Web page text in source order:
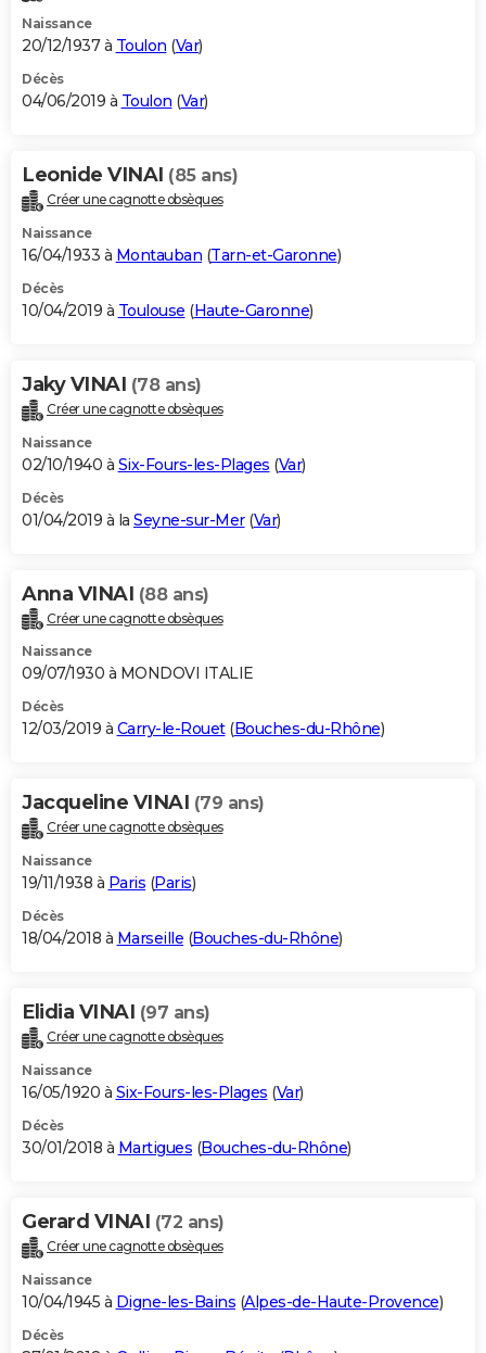
Naissance
20/12/1937 à Toulon (Var)
Décès
04/06/2019 à Toulon (Var)
Leonide VINAI (85 ans)
Créer une cagnotte obsèques
Naissance
16/04/1933 à Montauban (Tarn-et-Garonne)
Décès
10/04/2019 à Toulouse (Haute-Garonne)
Jaky VINAI (78 ans)
Créer une cagnotte obsèques
Naissance
02/10/1940 à Six-Fours-les-Plages (Var)
Décès
01/04/2019 à la Seyne-sur-Mer(Var)
Anna VINAI (88 ans)
Créer une cagnotte obsèques
Naissance
09/07/1930 à MONDOVI ITALIE
Décès
12/03/2019 à Carry-le-Rouet(Bouches-du-Rhône)
Jacqueline VINAI (79 ans)
Créer une cagnotte obsèques
Naissance
19/11/1938 à Paris (Paris)
Décès
18/04/2018 à Marseille (Bouches-du-Rhône)
Elidia VINAI (97 ans)
Créer une cagnotte obsèques
Naissance
16/05/1920 à Six-Fours-les-Plages (Var)
Décès
30/01/2018 à Martigues (Bouches-du-Rhône)
Gerard VINAI (72 ans)
Créer une cagnotte obsèques
Naissance
10/04/1945 à Digne-les-Bains (Alpes-de-Haute-Provence)
Décès